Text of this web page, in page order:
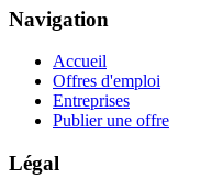
Navigation
Accueil
Offres d'emploi
Entreprises
Publier une offre
Légal